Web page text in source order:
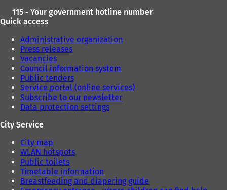
115 - Your government hotline number
Quick access
Administrative organization
Press releases
Vacancies
Council information system
Public tenders
Service portal (online services)
Subscribe to our newsletter
Data protection settings
City Service
City map
WLAN hotspots
Public toilets
Timetable information
Breastfeeding and diapering guide